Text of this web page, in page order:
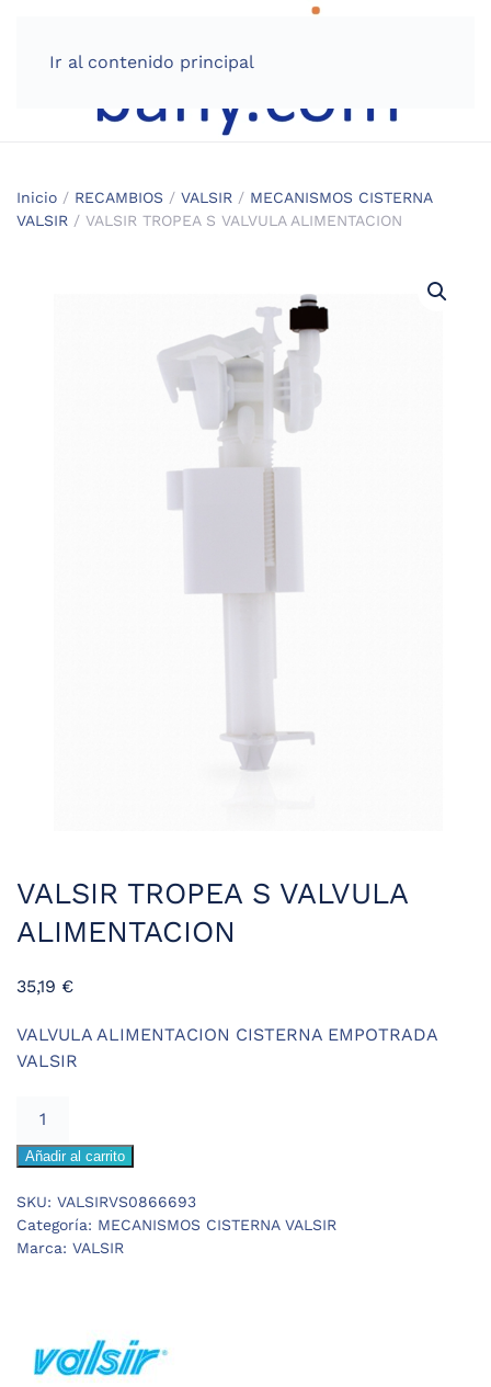
Ir al contenido principal
Inicio / RECAMBIOS / VALSIR / MECANISMOS CISTERNA
VALSIR / VALSIR TROPEA S VALVULA ALIMENTACION
VALSIR TROPEA S VALVULA
ALIMENTACION
35,19 €
VALVULA ALIMENTACION CISTERNA EMPOTRADA
VALSIR
S
ALIMENTACION
cantidad
Añadir al carrito
SKU: VALSIRVS0866693
Categoría: MECANISMOS CISTERNA VALSIR
Marca: VALSIR